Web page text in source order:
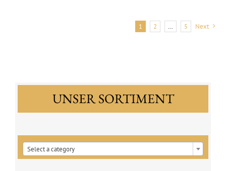
1 2 … 5 Next
UNSER SORTIMENT
Select a category